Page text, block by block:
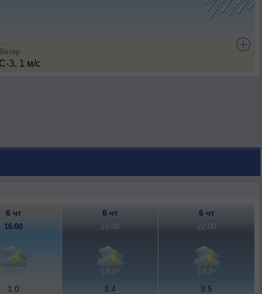
Ветер
С-З, 1 м/с
6 чт 6 чт 6 чт
16:00 19:00 22:00
1.0 3.4 3.5